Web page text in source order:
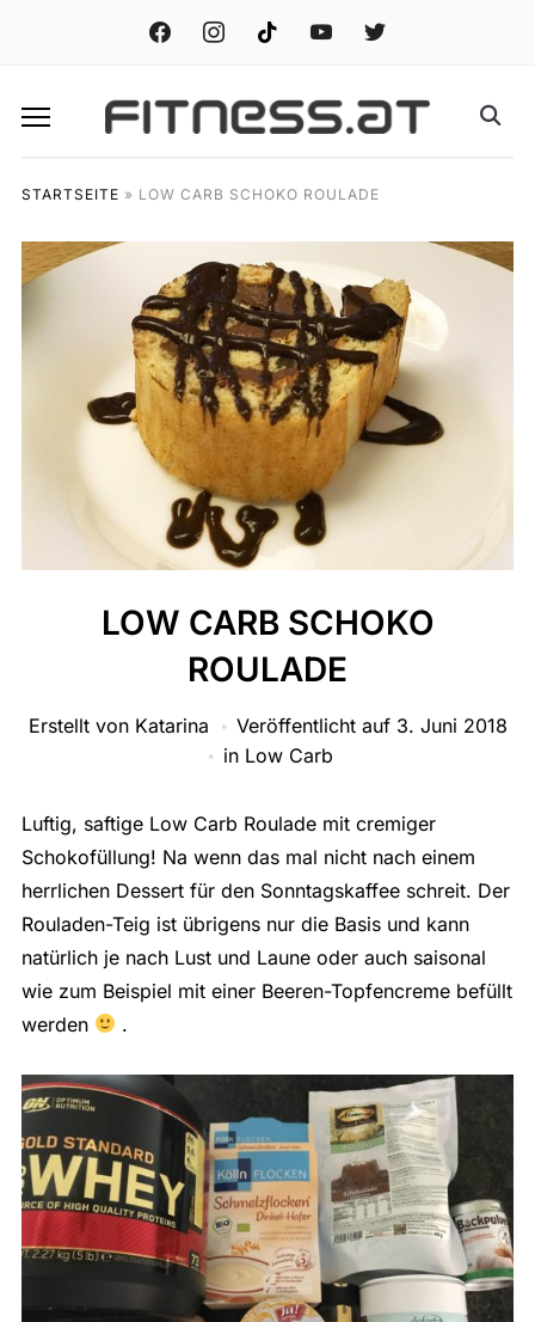
facebook instagramtiktok youtube twitter
STARTSEITE » LOW CARB SCHOKO ROULADE
LOW CARB SCHOKO
ROULADE
Erstellt von Katarina Veröffentlicht auf 3. Juni 2018
in Low Carb
Luftig, saftige Low Carb Roulade mit cremiger
Schokofüllung! Na wenn das mal nicht nach einem
herrlichen Dessert für den Sonntagskaffee schreit. Der
Rouladen-Teig ist übrigens nur die Basis und kann
natürlich je nach Lust und Laune oder auch saisonal
wie zum Beispiel mit einer Beeren-Topfencreme befüllt
werden
.